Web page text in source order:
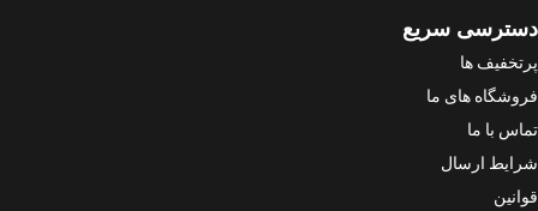
دسترسی سریع
پرتخفیف ها
فروشگاه های ما
تماس با ما
شرایط ارسال
قوانین